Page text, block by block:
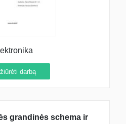
darbą
grandinės schema ir